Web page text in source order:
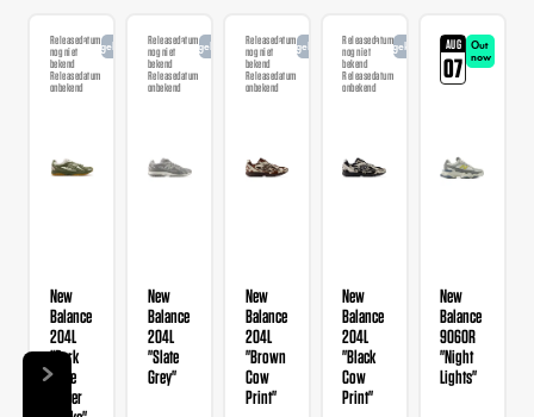
Releasedatum
nog niet
bekend
Releasedatum
onbekend
Aangekondigd
New
Balance
204L
"Dark
Olive
Garter
Releasedatum
nog niet
bekend
Releasedatum
onbekend
Aangekondigd
New
Balance
204L
"Slate
Grey"
Releasedatum
nog niet
bekend
Releasedatum
onbekend
Aangekondigd
New
Balance
204L
"Brown
Cow
Print"
Releasedatum
nog niet
bekend
Releasedatum
onbekend
Aangekondigd
New
Balance
204L
"Black
Cow
Print"
AUG
07
Out
now
New
Balance
9060R
"Night
Lights"